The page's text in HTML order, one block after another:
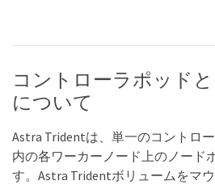
コントローラポッド
について
Astra Tridentは、単一のコントロ
内の各ワーカーノード上のノード
す。Astra Tridentボリュームをマ